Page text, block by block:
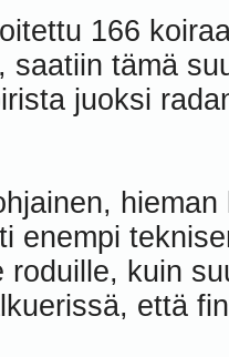
166
saatiin tämä
juoksi
enempi
roduille, kuin
että